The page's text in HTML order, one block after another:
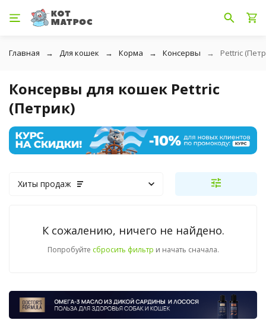
Главная Для кошек Корма Консервы Pettric
Консервы для кошек Pettric
(Петрик)
Хиты продаж
К сожалению, ничего не найдено.
Попробуйте сбросить фильтр и начать сначала.